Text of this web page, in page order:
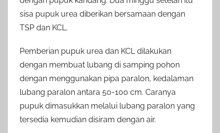
sisa pupuk urea diberikan bersamaan dengan
TSP dan KCL.
Pemberian pupuk urea dan KCL dilakukan
dengan membuat lubang di samping pohon
dengan menggunakan pipa paralon, kedalaman
lubang paralon antara 50-100 cm. Caranya
pupuk dimasukkan melalui lubang paralon yang
tersedia kemudian disiram dengan air.